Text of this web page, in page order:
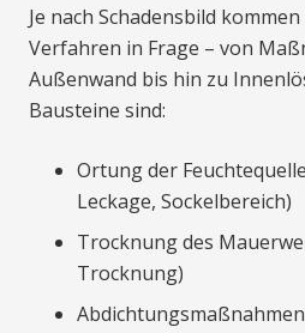
Je nach Schadensbild
Verfahren in Frage – von
Außenwand bis hin zu
Bausteine sind:
Ortung der
Leckage, Sockelbereich)
Trocknung des
Trocknung)